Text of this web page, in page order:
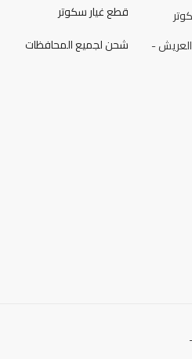
-
قطع غيار سكوتر
شحن لجميع المحافظات